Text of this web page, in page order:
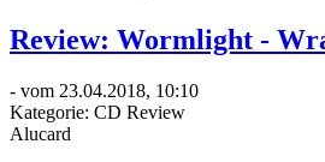
Review: Wormlight -
- vom 23.04.2018, 10:10
Kategorie: CD Review
Alucard